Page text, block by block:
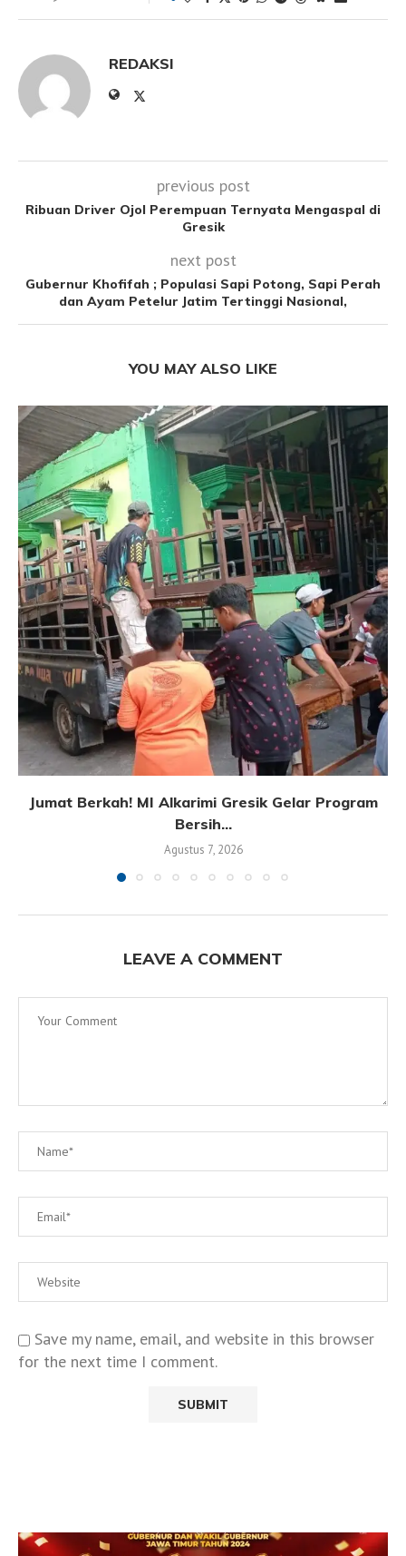
REDAKSI
previous post
Ribuan Driver Ojol Perempuan Ternyata Mengaspal di
Gresik
next post
Gubernur Khofifah ; Populasi Sapi Potong, Sapi Perah
dan Ayam Petelur Jatim Tertinggi Nasional,
YOU MAY ALSO LIKE
Jumat Berkah! MI Alkarimi Gresik Gelar Program
Bersih...
Agustus 7, 2026
LEAVE A COMMENT
Save my name, email, and website in this browser
for the next time I comment.